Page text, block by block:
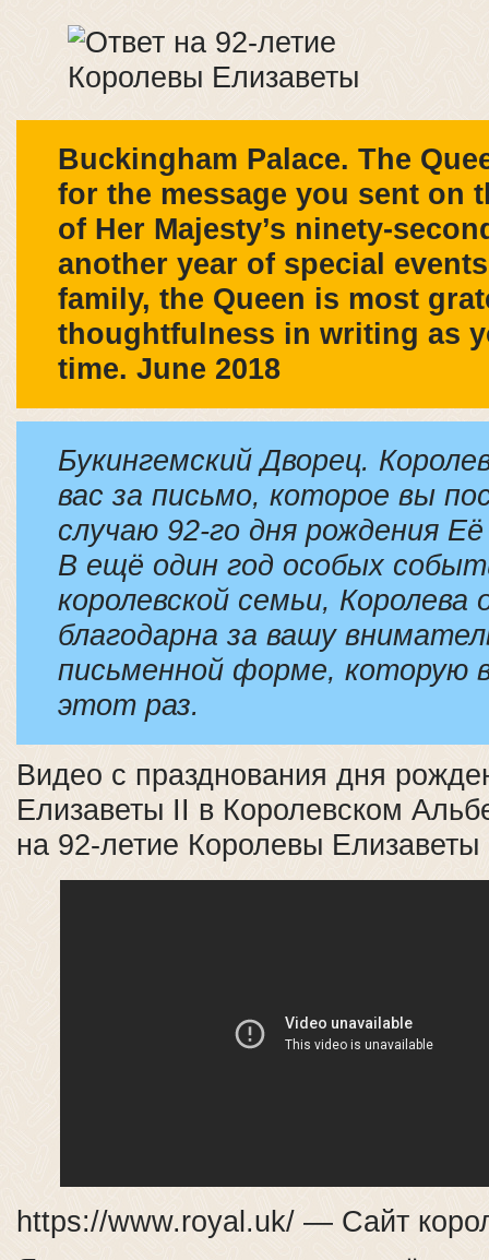
Buckingham Palace. The
for the message you sent on
of Her Majesty’s ninety-
another year of special
family, the Queen is most
thoughtfulness in writing as
time. June 2018
Букингемский Дворец.
вас за письмо, которое вы
случаю 92-го дня рождения
В ещё один год особых
королевской семьи, Королева
благодарна за вашу
письменной форме, которую
этот раз.
Видео с празднования дня
Елизаветы II в Королевском
на 92-летие Королевы Елизаветы
https://www.royal.uk/ — Сайт